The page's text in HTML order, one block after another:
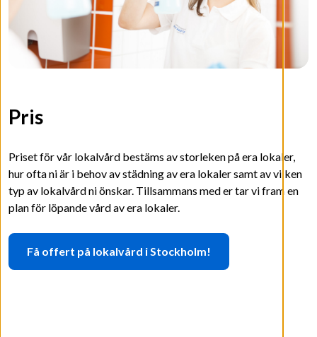
Pris
Priset för vår lokalvård bestäms av storleken på era lokaler,
hur ofta ni är i behov av städning av era lokaler samt av vilken
typ av lokalvård ni önskar. Tillsammans med er tar vi fram en
plan för löpande vård av era lokaler.
Få offert på lokalvård i Stockholm!